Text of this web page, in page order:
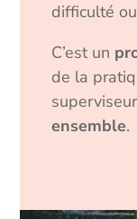
difficulté
C’est un
de la
ensemble.